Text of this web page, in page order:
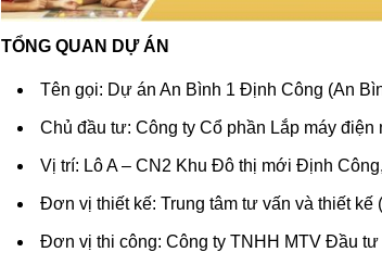
TỔNG QUAN DỰ ÁN
Tên gọi: Dự án An Bình 1 Định Công (An
Chủ đầu tư: Công ty Cổ phần Lắp máy
Vị trí: Lô A – CN2 Khu Đô thị mới Định
Đơn vị thiết kế: Trung tâm tư vấn và thiết kế
Đơn vị thi công: Công ty TNHH MTV Đầu tư